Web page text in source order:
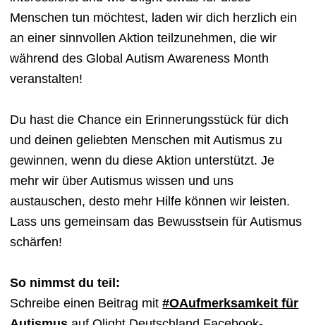
Menschen tun möchtest, laden wir dich herzlich ein
an einer sinnvollen Aktion teilzunehmen, die wir
während des Global Autism Awareness Month
veranstalten!
Du hast die Chance ein Erinnerungsstück für dich
und deinen geliebten Menschen mit Autismus zu
gewinnen, wenn du diese Aktion unterstützt. Je
mehr wir über Autismus wissen und uns
austauschen, desto mehr Hilfe können wir leisten.
Lass uns gemeinsam das Bewusstsein für Autismus
schärfen!
So nimmst du teil:
Schreibe einen Beitrag mit#OAufmerksamkeit für